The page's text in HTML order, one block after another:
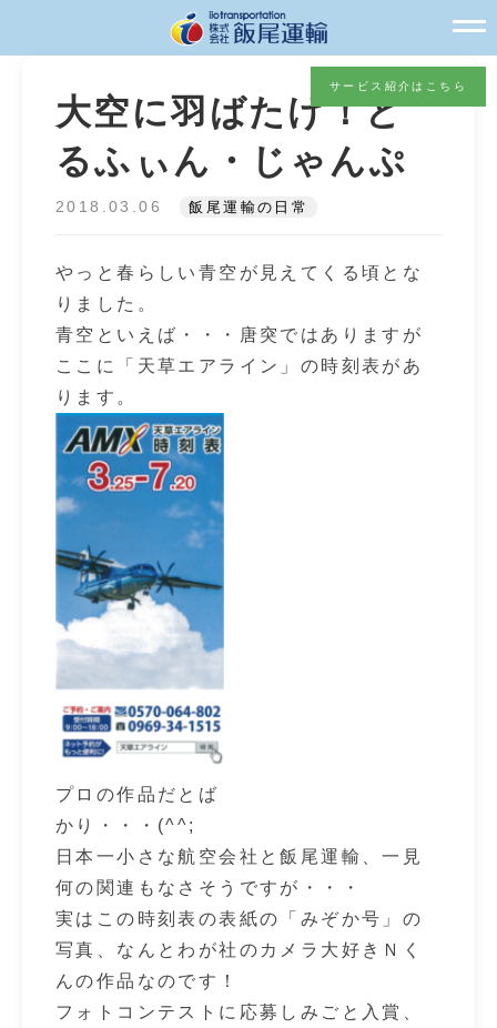
サービス紹介はこちら
大空に羽ばたけ！ど
るふぃん・じゃんぷ
2018.03.06 飯尾運輸の日常
やっと春らしい青空が見えてくる頃とな
りました。
青空といえば・・・唐突ではありますが
ここに「天草エアライン」の時刻表があ
ります。
プロの作品だとば
かり・・・(^^;
日本一小さな航空会社と飯尾運輸、一見
何の関連もなさそうですが・・・
実はこの時刻表の表紙の「みぞか号」の
写真、なんとわが社のカメラ大好きＮく
んの作品なのです！
フォトコンテストに応募しみごと入賞、